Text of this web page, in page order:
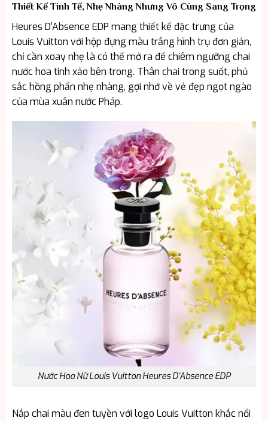
Thiết Kế Tinh Tế, Nhẹ Nhàng Nhưng Vô Cùng Sang Trọng
Heures D’Absence EDP mang thiết kế đặc trưng của
Louis Vuitton với hộp đựng màu trắng hình trụ đơn giản,
chỉ cần xoay nhẹ là có thể mở ra để chiêm ngưỡng chai
nước hoa tinh xảo bên trong. Thân chai trong suốt, phủ
sắc hồng phấn nhẹ nhàng, gợi nhớ về vẻ đẹp ngọt ngào
của mùa xuân nước Pháp.
Nước Hoa Nữ Louis Vuitton Heures D’Absence EDP
Nắp chai màu đen tuyền với logo Louis Vuitton khắc nổi